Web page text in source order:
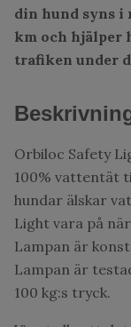
din hund syns i
km och hjälper
trafiken under
Orbiloc Safety
100% vattentät
hundar älskar
Light vara på
Lampan är
Lampan är
100 kg:s tryck.